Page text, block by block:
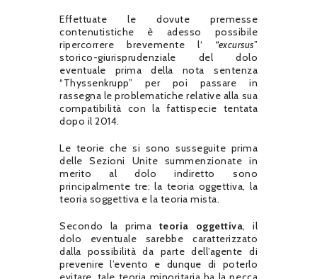
Effettuate le dovute premesse
contenutistiche è adesso possibile
ripercorrere brevemente l‘ “excursus”
storico-giurisprudenziale del dolo
eventuale prima della nota sentenza
“Thyssenkrupp” per poi passare in
rassegna le problematiche relative alla sua
compatibilità con la fattispecie tentata
dopo il 2014.
Le teorie che si sono susseguite prima
delle Sezioni Unite summenzionate in
merito al dolo indiretto sono
principalmente tre: la teoria oggettiva, la
teoria soggettiva e la teoria mista.
Secondo la prima teoria oggettiva, il
dolo eventuale sarebbe caratterizzato
dalla possibilità da parte dell’agente di
prevenire l’evento e dunque di poterlo